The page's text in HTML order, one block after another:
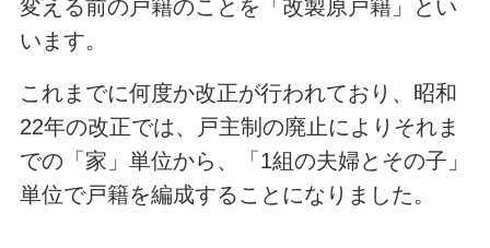
変える前の戸籍のことを「改製原戸籍」とい
います。
これまでに何度か改正が行われており、昭和
22年の改正では、戸主制の廃止によりそれま
での「家」単位から、「1組の夫婦とその子」
単位で戸籍を編成することになりました。